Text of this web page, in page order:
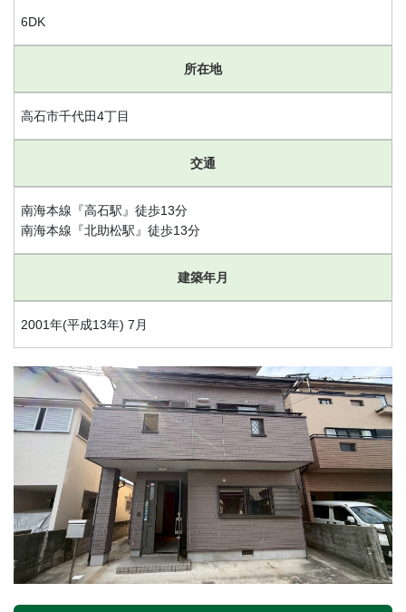
6DK
所在地
高石市千代田4丁目
交通
南海本線『高石駅』徒歩13分
南海本線『北助松駅』徒歩13分
建築年月
2001年(平成13年) 7月